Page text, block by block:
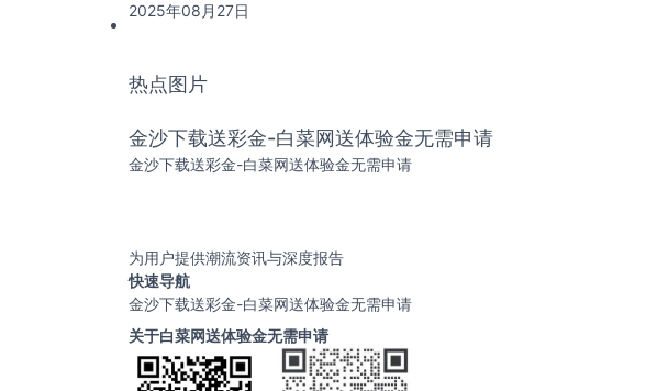
2025年08月27日
热点图片
金沙下载送彩金-白菜网送体验金无需申请
金沙下载送彩金-白菜网送体验金无需申请
为用户提供潮流资讯与深度报告
快速导航
金沙下载送彩金-白菜网送体验金无需申请
关于白菜网送体验金无需申请